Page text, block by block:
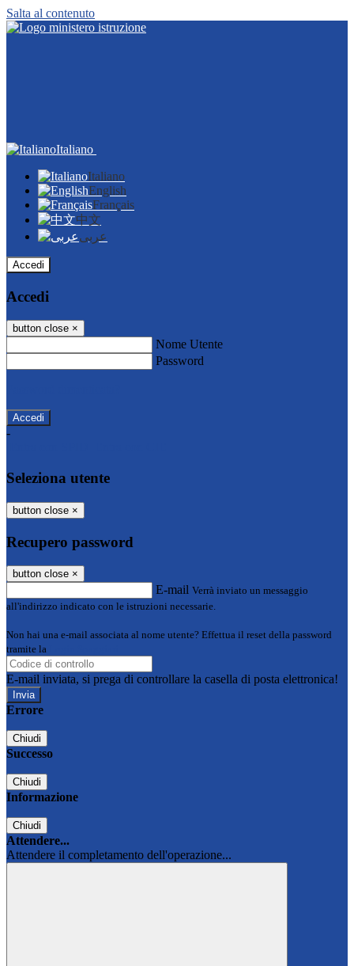
Salta al contenuto
Italiano
Italiano
English
Français
中文
عربى
Accedi
Accedi
button close ×
Nome Utente
Password
-
Seleziona utente
button close ×
Recupero password
button close ×
E-mail Verrà inviato un messaggio
all'indirizzo indicato con le istruzioni necessarie.
Non hai una e-mail associata al nome utente? Effettua il reset della password
tramite la
E-mail inviata, si prega di controllare la casella di posta elettronica!
Errore
Chiudi
Successo
Chiudi
Informazione
Chiudi
Attendere...
Attendere il completamento dell'operazione...